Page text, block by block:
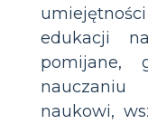
edukacji
pomijane,
nauczaniu
naukowi,